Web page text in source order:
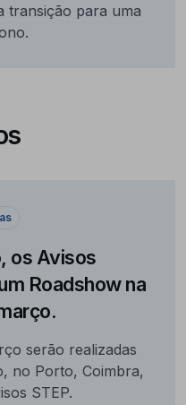
transição para uma
os Avisos
Roadshow na
serão realizadas
no Porto, Coimbra,
STEP.